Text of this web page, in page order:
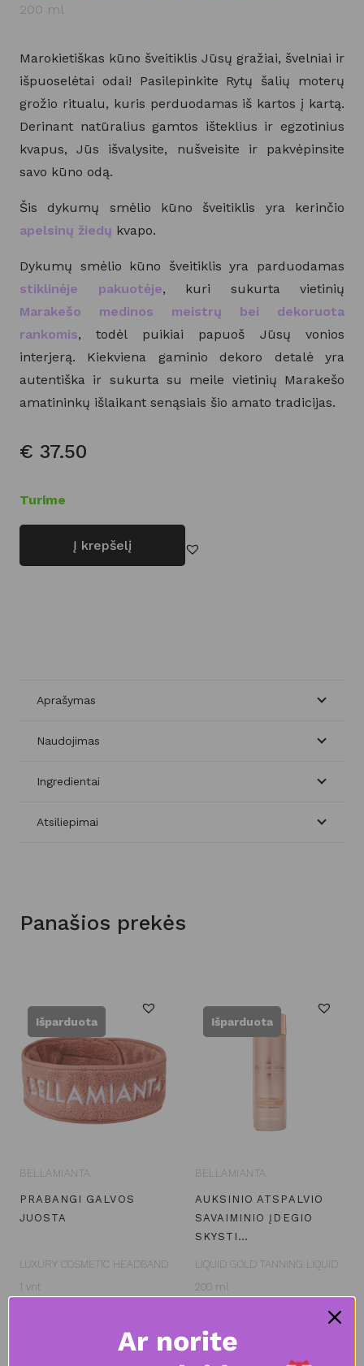
200 ml
Marokietiškas kūno šveitiklis Jūsų gražiai, švelniai ir
išpuoselėtai odai! Pasilepinkite Rytų šalių moterų
grožio ritualu, kuris perduodamas iš kartos į kartą.
Derinant natūralius gamtos išteklius ir egzotinius
kvapus, Jūs išvalysite, nušveisite ir pakvėpinsite
savo kūno odą.
Šis dykumų smėlio kūno šveitiklis yra kerinčio
apelsinų žiedų kvapo.
Dykumų smėlio kūno šveitiklis yra parduodamas
stiklinėje pakuotėje, kuri sukurta vietinių
Marakešo medinos meistrų bei dekoruota
rankomis, todėl puikiai papuoš Jūsų vonios
interjerą. Kiekviena gaminio dekoro detalė yra
autentiška ir sukurta su meile vietinių Marakešo
amatininkų išlaikant senąsiais šio amato tradicijas.
€ 37.50
Turime
Į krepšelį
Aprašymas
Naudojimas
Ingredientai
Atsiliepimai
Panašios prekės
Išparduota
BELLAMIANTA
PRABANGI GALVOS
JUOSTA
LUXURY COSMETIC HEADBAND
1 vnt
Išparduota
BELLAMIANTA
AUKSINIO ATSPALVIO
SAVAIMINIO ĮDEGIO
SKYSTI…
LIQUID GOLD TANNING LIQUID
200 ml
Ar norite